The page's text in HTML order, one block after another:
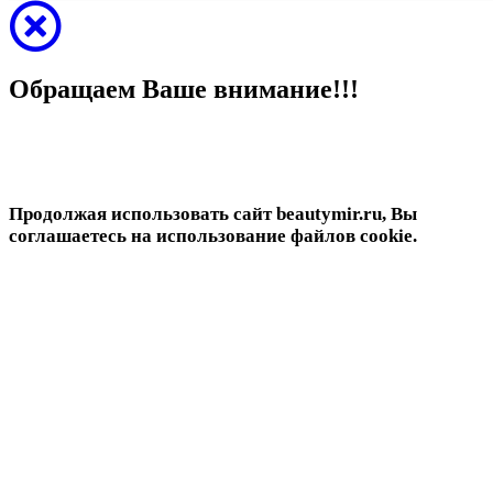
Обращаем Ваше внимание!!!
Продолжая использовать сайт beautymir.ru, Вы
соглашаетесь на использование файлов cookie.